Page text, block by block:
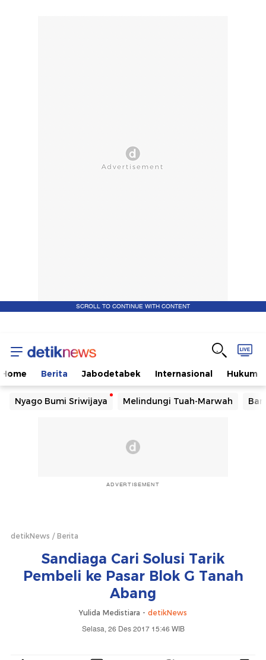
SCROLL TO CONTINUE WITH CONTENT
Home Berita Jabodetabek Internasional Hukum
Nyago Bumi Sriwijaya Melindungi Tuah-Marwah
ADVERTISEMENT
detikNews Berita
Sandiaga Cari Solusi Tarik
Pembeli ke Pasar Blok G Tanah
Abang
Yulida Medistiara - detikNews
Selasa, 26 Des 2017 15:46 WIB